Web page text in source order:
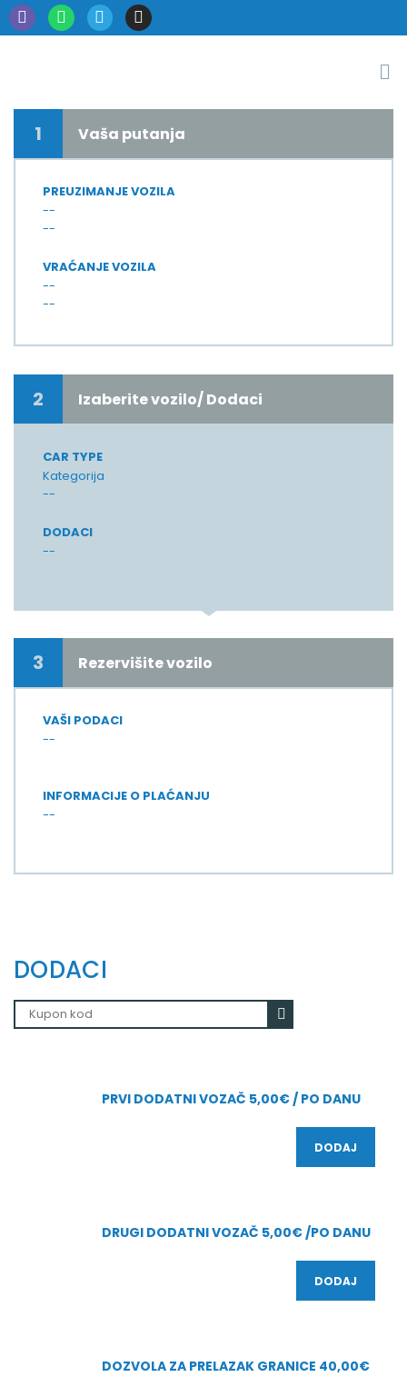
1 Vaša putanja
PREUZIMANJE VOZILA
--
--
VRAĆANJE VOZILA
--
--
2 Izaberite vozilo/ Dodaci
CAR TYPE
Kategorija
--
DODACI
--
3 Rezervišite vozilo
VAŠI PODACI
--
INFORMACIJE O PLAĆANJU
--
DODACI
PRVI DODATNI VOZAČ 5,00€ / PO DANU
DODAJ
DRUGI DODATNI VOZAČ 5,00€ /PO DANU
DODAJ
DOZVOLA ZA PRELAZAK GRANICE 40,00€